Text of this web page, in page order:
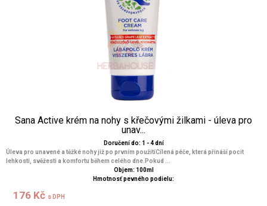
Sana Active krém na nohy s křečovými žilkami - úleva pro
unav...
Doručení do: 1 - 4 dní
Úleva pro unavené a těžké nohy již po prvním použitíCílená péče, která přináší pocit
lehkosti, svěžesti a komfortu během celého dne.Pokud ...
Objem: 100ml
Hmotnosť pevného podielu:
176 Kč s DPH